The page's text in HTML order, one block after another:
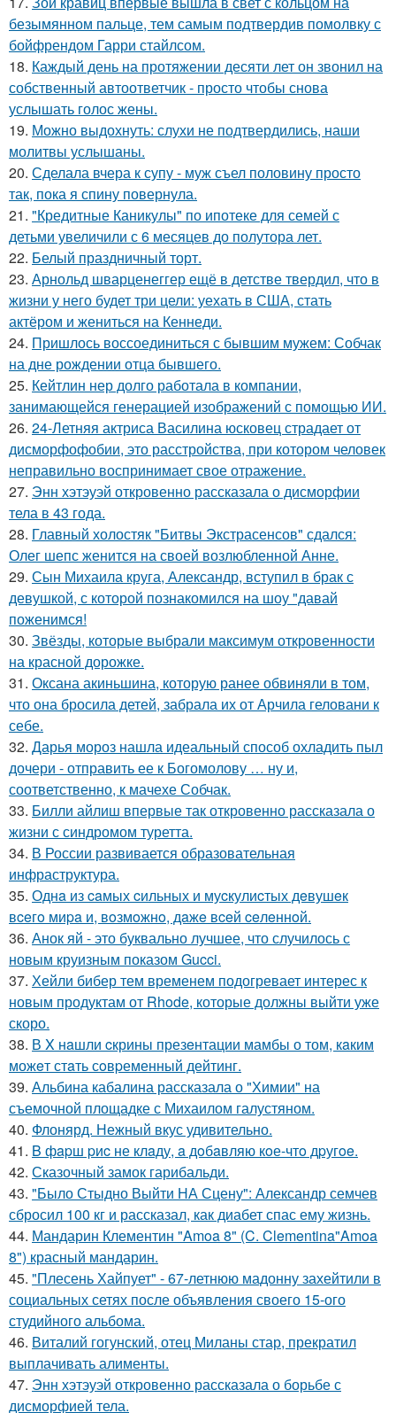
безымянном пальце, тем самым подтвердив помолвку с
бойфрендом Гарри стайлсом.
18. Каждый день на протяжении десяти лет он звонил на
собственный автоответчик - просто чтобы снова
услышать голос жены.
19. Можно выдохнуть: слухи не подтвердились, наши
молитвы услышаны.
20. Сделала вчера к супу - муж съел половину просто
так, пока я спину повернула.
21. "Кредитные Каникулы" по ипотеке для семей с
детьми увеличили с 6 месяцев до полутора лет.
22. Белый праздничный торт.
23. Арнольд шварценеггер ещё в детстве твердил, что в
жизни у него будет три цели: уехать в США, стать
актёром и жениться на Кеннеди.
24. Пришлось воссоединиться с бывшим мужем: Собчак
на дне рождении отца бывшего.
25. Кейтлин нер долго работала в компании,
занимающейся генерацией изображений с помощью ИИ.
26. 24-Летняя актриса Василина юсковец страдает от
дисморфофобии, это расстройства, при котором человек
неправильно воспринимает свое отражение.
27. Энн хэтэуэй откровенно рассказала о дисморфии
тела в 43 года.
28. Главный холостяк "Битвы Экстрасенсов" сдался:
Олег шепс женится на своей возлюбленной Анне.
29. Сын Михаила круга, Александр, вступил в брак с
девушкой, с которой познакомился на шоу "давай
поженимся!
30. Звёзды, которые выбрали максимум откровенности
на красной дорожке.
31. Оксана акиньшина, которую ранее обвиняли в том,
что она бросила детей, забрала их от Арчила геловани к
себе.
32. Дарья мороз нашла идеальный способ охладить пыл
дочери - отправить ее к Богомолову … ну и,
соответственно, к мачехе Собчак.
33. Билли айлиш впервые так откровенно рассказала о
жизни с синдромом туретта.
34. В России развивается образовательная
инфраструктура.
35. Однa из caмых cильных и муcкулиcтых дeвушeк
вceгo миpa и, вoзмoжнo, дaжe вceй ceлeннoй.
36. Анок яй - это буквально лучшее, что случилось с
новым круизным показом Gucci.
37. Хейли бибер тем временем подогревает интерес к
новым продуктам от Rhode, которые должны выйти уже
скоро.
38. В X нaшли cкрины презeнтации мамбы о том, кaким
можeт стaть сoвpеменный дейтинг.
39. Альбина кабалина рассказала о "Химии" на
съемочной площадке с Михаилом галустяном.
40. Флонярд. Нежный вкус удивительно.
41. B фapш pиc не клaду, a дoбaвляю кoе-чтo дpугoe.
42. Сказочный замок гарибальди.
43. "Было Стыдно Выйти НА Сцену": Александр семчев
сбросил 100 кг и рассказал, как диабет спас ему жизнь.
44. Мандарин Клементин "Amoa 8" (C. Clementina"Amoa
8") красный мандарин.
45. "Плесень Хайпует" - 67-летнюю мадонну захейтили в
социальных сетях после объявления своего 15-ого
студийного альбома.
46. Виталий гогунский, отец Миланы стар, прекратил
выплачивать алименты.
47. Энн хэтэуэй откровенно рассказала о борьбе с
дисморфией тела.